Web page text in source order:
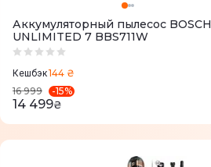
Аккумуляторный пылесос BOSCH
UNLIMITED 7 BBS711W
Кешбэк144 ₴
16 999
-15%
14 499₴